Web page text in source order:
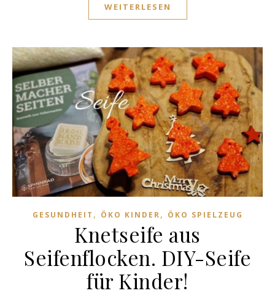
WEITERLESEN
GESUNDHEIT , ÖKO KINDER, ÖKO SPIELZEUG
Knetseife aus
Seifenflocken. DIY-Seife
für Kinder!